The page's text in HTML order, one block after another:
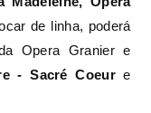
de linha, poderá
Opera Granier e
- Sacré Coeure